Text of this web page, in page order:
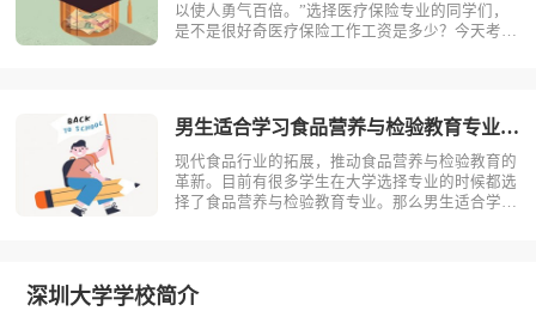
以使人勇气百倍。”选择医疗保险专业的同学们，
是不是很好奇医疗保险工作工资是多少？今天考动
男生适合学习食品营养与检验教育专业吗？
现代食品行业的拓展，推动食品营养与检验教育的
革新。目前有很多学生在大学选择专业的时候都选
择了食品营养与检验教育专业。那么男生适合学习
什么？食品营养与检验教育主要研究食品科?
深圳大学学校简介